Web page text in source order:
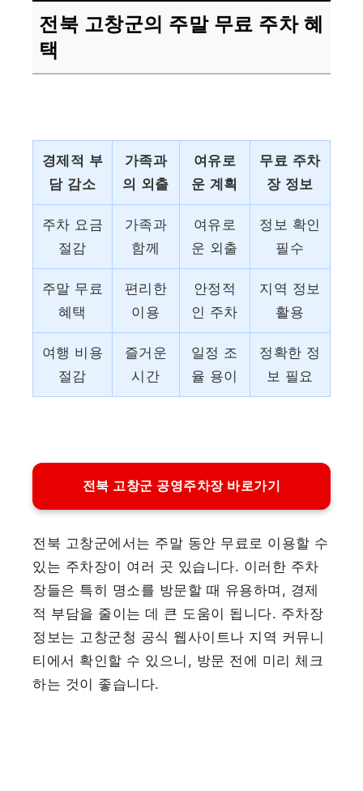
전북 고창군의 주말 무료 주차 혜
택
경제적 부
담 감소
가족과
의 외출
여유로
운 계획
무료 주차
장 정보
주차 요금
절감
가족과
함께
여유로
운 외출
정보 확인
필수
주말 무료
혜택
편리한
이용
안정적
인 주차
지역 정보
활용
여행 비용
절감
즐거운
시간
일정 조
율 용이
정확한 정
보 필요
전북 고창군 공영주차장 바로가기
전북 고창군에서는 주말 동안 무료로 이용할 수
있는 주차장이 여러 곳 있습니다. 이러한 주차
장들은 특히 명소를 방문할 때 유용하며, 경제
적 부담을 줄이는 데 큰 도움이 됩니다. 주차장
정보는 고창군청 공식 웹사이트나 지역 커뮤니
티에서 확인할 수 있으니, 방문 전에 미리 체크
하는 것이 좋습니다.